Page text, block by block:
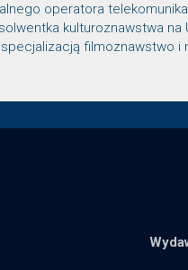
operatora
kulturoznawstwa
filmoznawstwo i